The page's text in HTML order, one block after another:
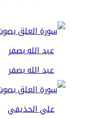
عبد الله بصفر